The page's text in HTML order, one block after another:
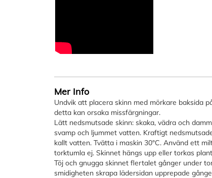
Mer Info
Undvik att placera skinn med mörkare baksida
detta kan orsaka missfärgningar.
Lätt nedsmutsade skinn: skaka, vädra och
svamp och ljummet vatten. Kraftigt
kallt vatten. Tvätta i maskin 30°C. Använd ett
torktumla ej. Skinnet hängs upp eller torkas
Töj och gnugga skinnet flertalet gånger under
smidigheten skrapa lädersidan upprepade